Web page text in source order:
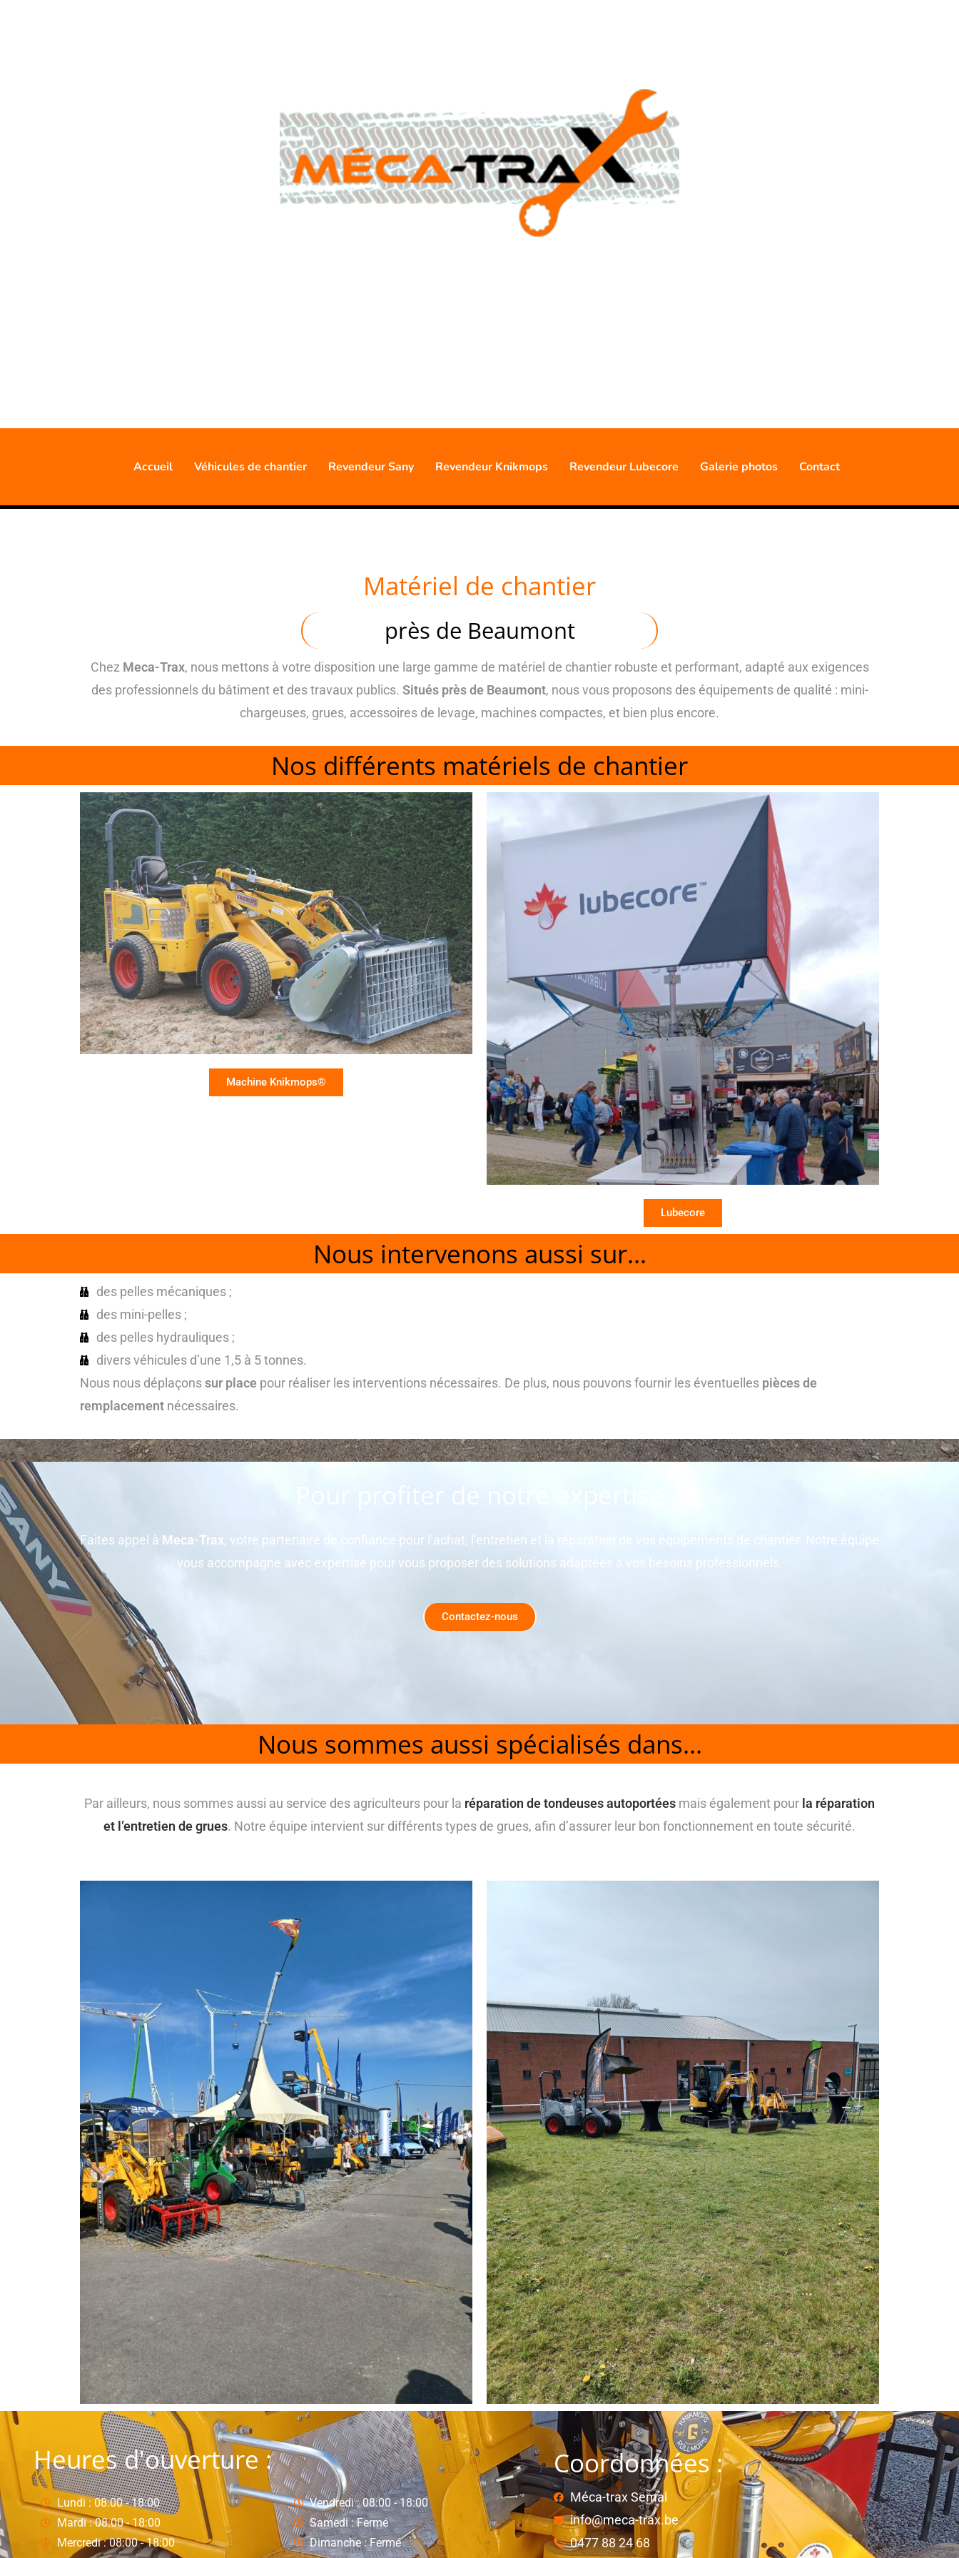
Accueil Véhicules de chantier Revendeur Sany Revendeur Knikmops Revendeur Lubecore Galerie photos Contact
Matériel de chantier
près de Beaumont
Chez Meca-Trax, nous mettons à votre disposition une large gamme de matériel de chantier robuste et performant, adapté aux exigences
des professionnels du bâtiment et des travaux publics. Situés près de Beaumont, nous vous proposons des équipements de qualité : mini-
chargeuses, grues, accessoires de levage, machines compactes, et bien plus encore.
Nos différents matériels de chantier
Machine Knikmops®
Lubecore
Nous intervenons aussi sur...
des pelles mécaniques ;
des mini-pelles ;
des pelles hydrauliques ;
divers véhicules d’une 1,5 à 5 tonnes.
Nous nous déplaçonssur place pour réaliser les interventions nécessaires. De plus, nous pouvons fournir les éventuelles pièces de
remplacement nécessaires.
Pour profiter de notre expertise
Faites appel à Meca-Trax, votre partenaire de confiance pour l’achat, l’entretien et la réparation de vos équipements de chantier. Notre équipe
vous accompagne avec expertise pour vous proposer des solutions adaptées à vos besoins professionnels.
Contactez-nous
Nous sommes aussi spécialisés dans...
Par ailleurs, nous sommes aussi au service des agriculteurs pour la réparation de tondeuses autoportées mais également pour la réparation
et l’entretien de grues. Notre équipe intervient sur différents types de grues, afin d’assurer leur bon fonctionnement en toute sécurité.
Heures d'ouverture :
Lundi : 08:00 - 18:00
Mardi : 08:00 - 18:00
Mercredi : 08:00 - 18:00
Vendredi : 08:00 - 18:00
Samedi : Fermé
Dimanche : Fermé
Coordonnées :
Méca-trax Semal
info@meca-trax.be
0477 88 24 68